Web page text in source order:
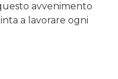
avvenimento
a lavorare ogni